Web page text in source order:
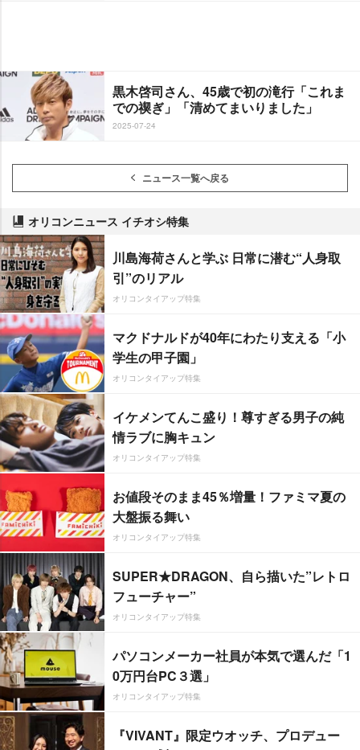
黒木啓司さん、45歳で初の滝行「これま
での禊ぎ」「清めてまいりました」
2025-07-24
ニュース一覧へ戻る
オリコンニュース イチオシ特集
川島海荷さんと学ぶ 日常に潜む“人身取
引”のリアル
オリコンタイアップ特集
マクドナルドが40年にわたり支える「小
学生の甲子園」
オリコンタイアップ特集
イケメンてんこ盛り！尊すぎる男子の純
情ラブに胸キュン
オリコンタイアップ特集
お値段そのまま45％増量！ファミマ夏の
大盤振る舞い
オリコンタイアップ特集
SUPER★DRAGON、自ら描いた”レトロ
フューチャー”
オリコンタイアップ特集
パソコンメーカー社員が本気で選んだ「1
0万円台PC３選」
オリコンタイアップ特集
『VIVANT』限定ウオッチ、プロデュー